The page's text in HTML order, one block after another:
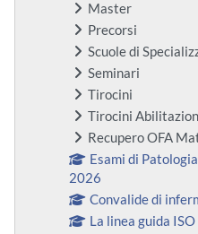
Master
Precorsi
Scuole di
Seminari
Tirocini
Tirocini
Recupero OFA
Esami di
2026
Convalide di
La linea guida